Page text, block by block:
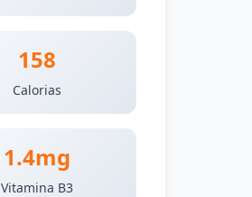
158
Calorias
1.4mg
Vitamina B3